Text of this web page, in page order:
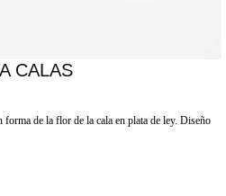
CALAS
forma de la flor de la cala en plata de ley. Diseño